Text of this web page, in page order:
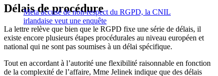
Meta accusé de non-respect du RGPD, la CNIL
irlandaise veut une enquête
Délais de procédure
La lettre relève que bien que le RGPD fixe une série de délais, il
existe encore plusieurs étapes procédurales au niveau européen et
national qui ne sont pas soumises à un délai spécifique.
Tout en accordant à l’autorité une flexibilité raisonnable en fonction
de la complexité de l’affaire, Mme Jelinek indique que des délais